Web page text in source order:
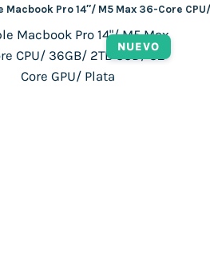
Macbook Pro 14″/ M5 Max 36-Core
NUEVO